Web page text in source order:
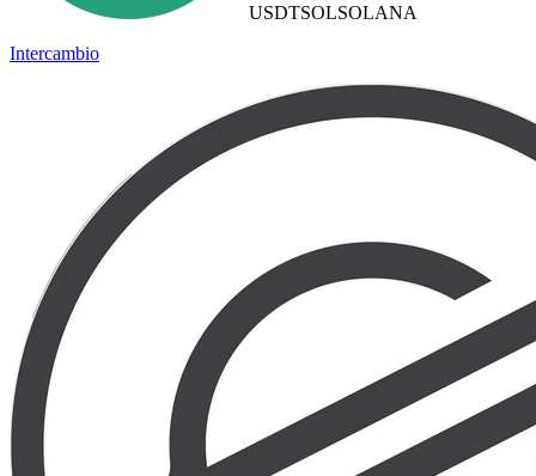
USDTSOLSOLANA
Intercambio